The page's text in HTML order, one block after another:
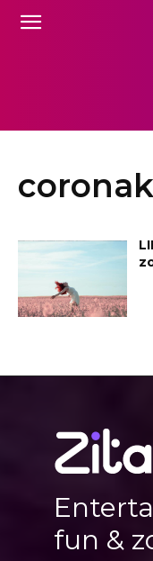
fun &